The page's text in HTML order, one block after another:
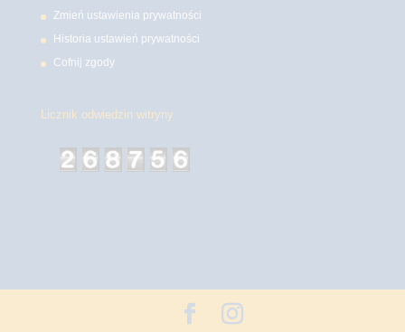
Zmień ustawienia prywatności
Historia ustawień prywatności
Cofnij zgody
Licznik odwiedzin witryny